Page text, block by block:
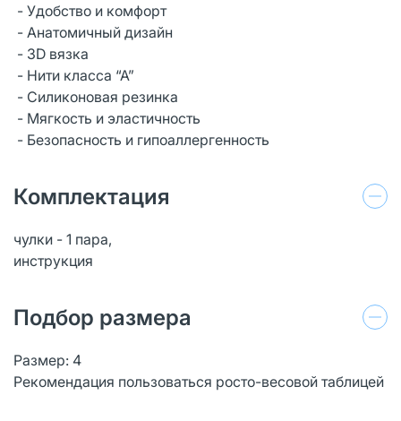
- Удобство и комфорт
- Анатомичный дизайн
- 3D вязка
- Нити класса “А”
- Силиконовая резинка
- Мягкость и эластичность
- Безопасность и гипоаллергенность
Комплектация
чулки - 1 пара,
инструкция
Подбор размера
Размер: 4
Рекомендация пользоваться росто-весовой таблицей